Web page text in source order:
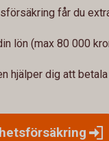
får du
lön (max 80 000
hjälper dig att betala